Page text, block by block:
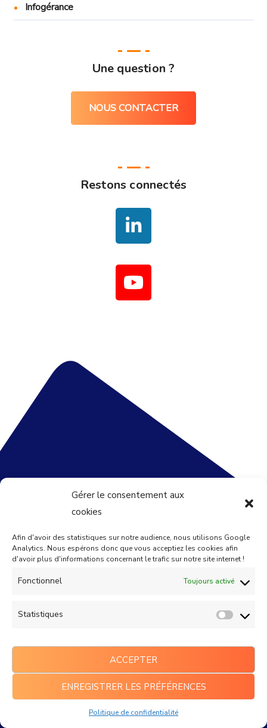
Gérer le consentement aux
cookies
Afin d'avoir des statistiques sur notre audience, nous utilisons Google
Analytics. Nous espérons donc que vous acceptiez les cookies afin
d'avoir plus d'informations concernant le trafic sur notre site internet !
Fonctionnel Toujours activé
Statistiques
ACCEPTER
ENREGISTRER LES PRÉFÉRENCES
Politique de confidentialité
Infogérance
Une question ?
NOUS CONTACTER
Restons connectés
Société
Méthode
Newsroom
Nous contacter